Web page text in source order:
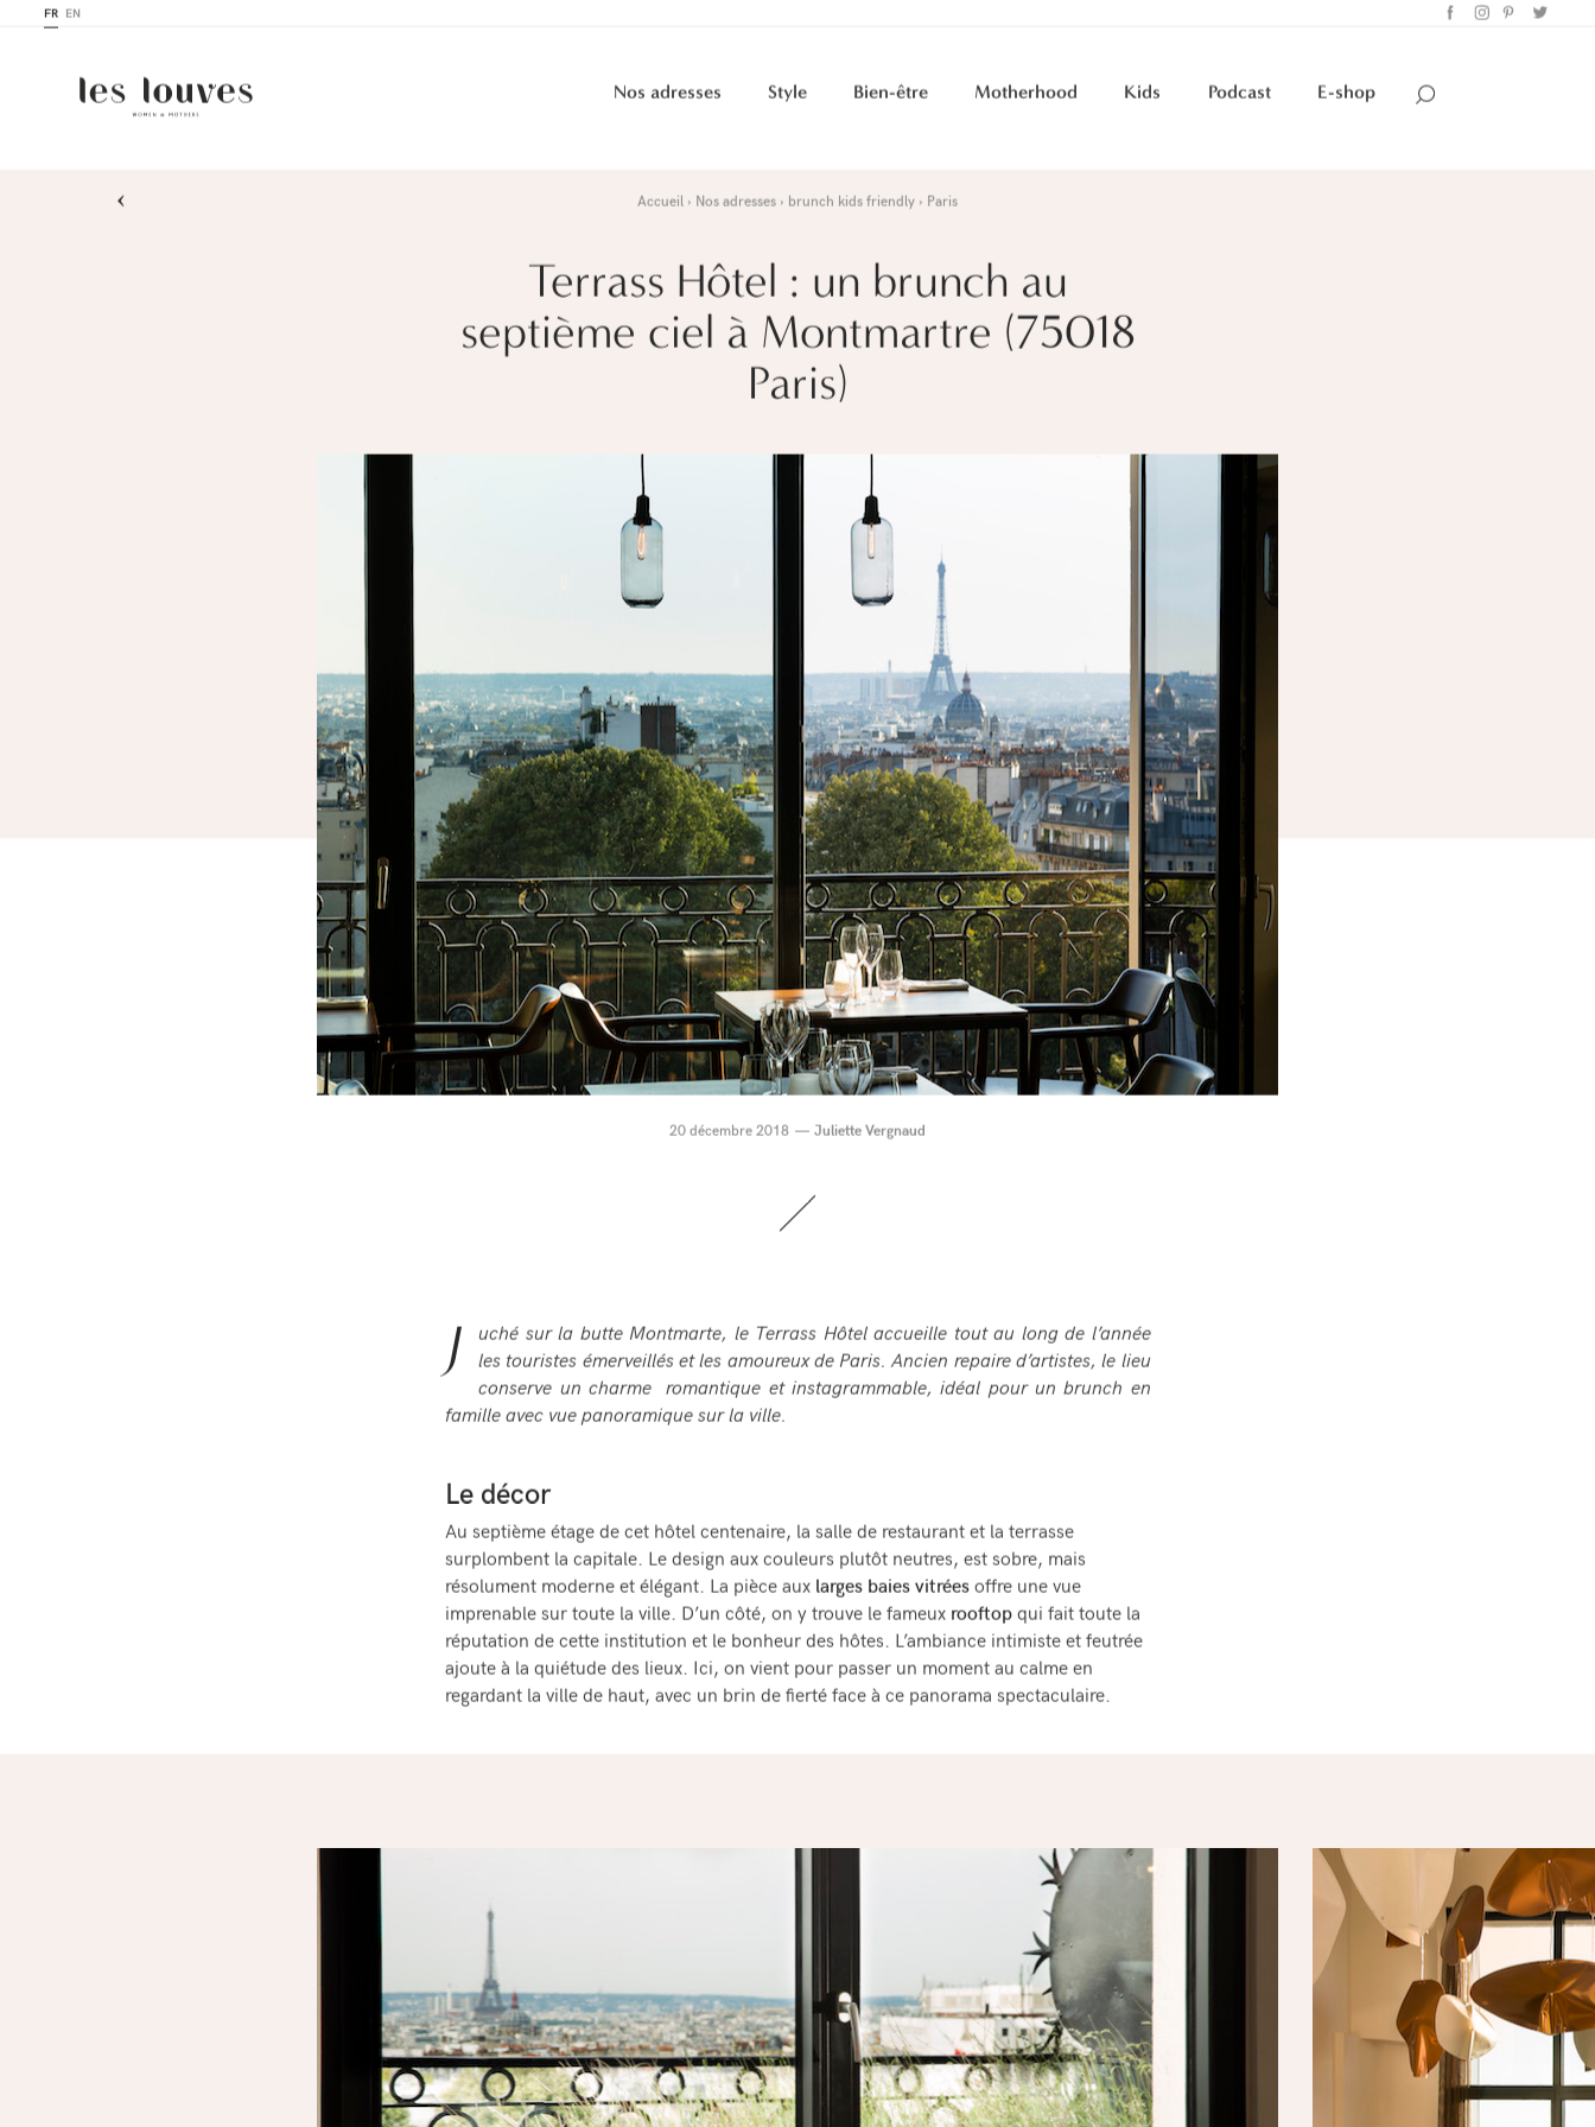
FR EN
Nos adresses Style Bien-être Motherhood Kids Podcast E-shop
› Accueil Nos adresses brunch kids friendly Paris
Terrass Hôtel : un brunch au
septième ciel à Montmartre (75018
Paris)
20 décembre 2018 Juliette Vergnaud
J
uché sur la butte Montmarte, le Terrass Hôtel accueille tout au long de l’année
les touristes émerveillés et les amoureux de Paris. Ancien repaire d’artistes, le lieu
conserve un charme
romantique et instagrammable, idéal pour un brunch en
familleavec vue panoramique sur la ville.
Le décor
Au septième étage de cet hôtel centenaire, la salle de restaurant et la terrasse
surplombent la capitale. Le design aux couleurs plutôt neutres, est sobre, mais
résolument moderne et élégant. La pièce aux larges baies vitréesoffre une vue
imprenable sur toute la ville. D’un côté, on y trouve le fameux rooftopqui fait toute la
réputation de cette institution et le bonheur des hôtes. L’ambiance intimiste et feutrée
ajoute à la quiétude des lieux. Ici, on vient pour passer un moment au calme en
regardant la ville de haut, avec un brin de fierté face à ce panorama spectaculaire.